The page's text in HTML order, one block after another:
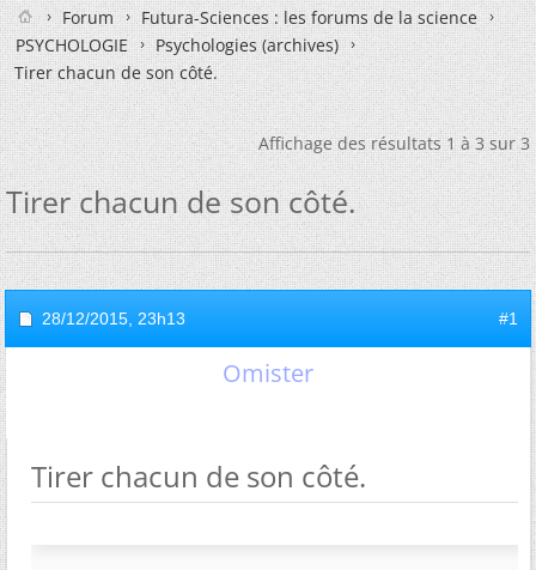
Forum
Futura-Sciences : les forums de la science
PSYCHOLOGIE
Psychologies (archives)
Tirer chacun de son côté.
Affichage des résultats 1 à 3 sur 3
Tirer chacun de son côté.
28/12/2015, 23h13 #1
Omister
Tirer chacun de son côté.